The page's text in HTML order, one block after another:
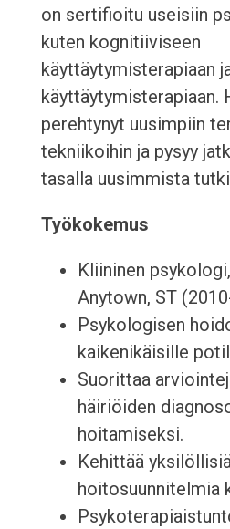
on sertifioitu useisiin
kuten kognitiiviseen
käyttäytymisterapiaan
käyttäytymisterapiaan.
perehtynyt uusimpiin
tekniikoihin ja pysyy
tasalla uusimmista
Työkokemus
Kliininen
Anytown, ST
Psykologisen
kaikenikäisille
Suorittaa
häiriöiden
hoitamiseksi.
Kehittää
hoitosuunnitelmia